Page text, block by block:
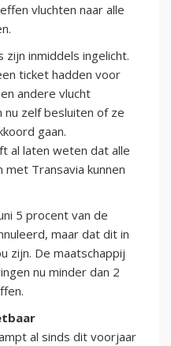
vluchten naar alle
inmiddels ingelicht.
ticket hadden voor
andere vlucht
nu zelf besluiten of ze
gaan.
al laten weten dat alle
Transavia kunnen
5 procent van de
maar dat dit in
zijn. De maatschappij
nu minder dan 2
al sinds dit voorjaar